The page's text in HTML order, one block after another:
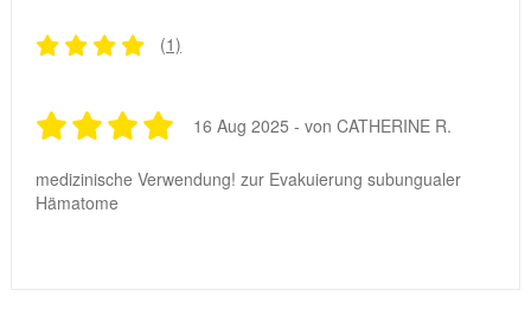
(1)
16 Aug 2025 - von CATHERINE R.
medizinische Verwendung! zur Evakuierung subungualer
Hämatome